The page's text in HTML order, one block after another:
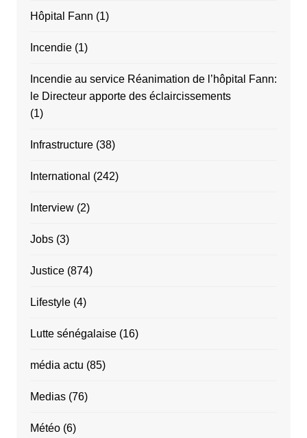
Hôpital Fann (1)
Incendie(1)
Incendie au service Réanimation de l’hôpital Fann:
le Directeur apporte des éclaircissements
(1)
Infrastructure(38)
International (242)
Interview(2)
Jobs(3)
Justice(874)
Lifestyle(4)
Lutte sénégalaise(16)
média actu (85)
Medias(76)
Météo(6)